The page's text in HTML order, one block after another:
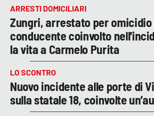
ARRESTI DOMICILIARI
Zungri, arrestato per
conducente coinvolto
la vita a Carmelo Purita
LO SCONTRO
Nuovo incidente alle porte di
sulla statale 18, coinvolte